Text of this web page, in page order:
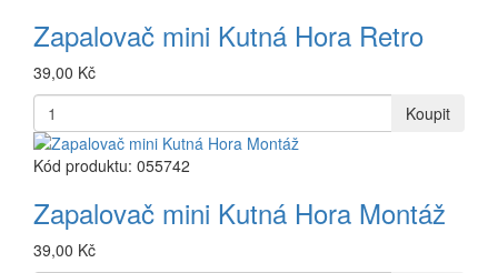
Zapalovač mini Kutná Hora Retro
39,00 Kč
Koupit
Kód produktu: 055742
Zapalovač mini Kutná Hora Montáž
39,00 Kč